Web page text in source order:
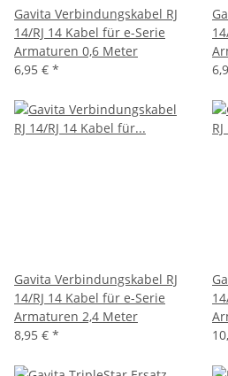
Gavita Verbindungskabel RJ
14/RJ 14 Kabel für e-Serie
Armaturen 0,6 Meter
6,95 € *
Gavita Verbindungskabel RJ
14/RJ 14 Kabel für e-Serie
Armaturen 2,4 Meter
8,95 € *